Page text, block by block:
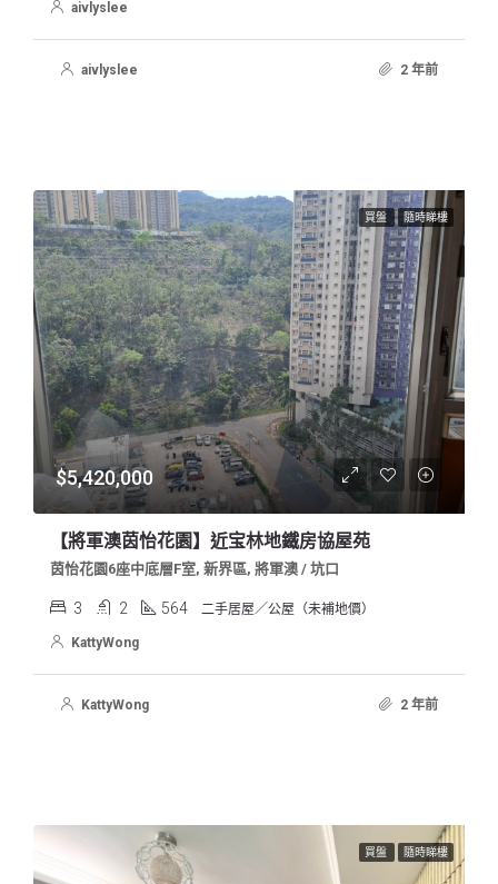
aivlyslee
aivlyslee 2 年前
買盤 隨時睇樓
$5,420,000
【將軍澳茵怡花園】近宝林地鐵房協屋苑
茵怡花園6座中底層F室, 新界區, 將軍澳 / 坑口
3 2 564 二手居屋／公屋（未補地價）
KattyWong
KattyWong 2 年前
買盤 隨時睇樓